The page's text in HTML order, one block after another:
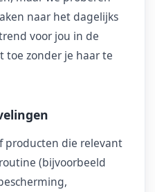
naar het dagelijks
voor jou in de
toe zonder je haar te
producten die relevant
(bijvoorbeeld